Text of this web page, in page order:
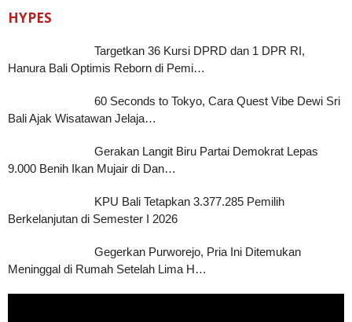
HYPES
Targetkan 36 Kursi DPRD dan 1 DPR RI,
Hanura Bali Optimis Reborn di Pemi…
60 Seconds to Tokyo, Cara Quest Vibe Dewi Sri
Bali Ajak Wisatawan Jelaja…
Gerakan Langit Biru Partai Demokrat Lepas
9.000 Benih Ikan Mujair di Dan…
KPU Bali Tetapkan 3.377.285 Pemilih
Berkelanjutan di Semester I 2026
Gegerkan Purworejo, Pria Ini Ditemukan
Meninggal di Rumah Setelah Lima H…